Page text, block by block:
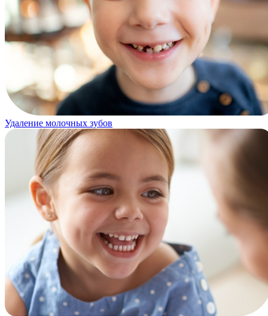
Удаление молочных зубов